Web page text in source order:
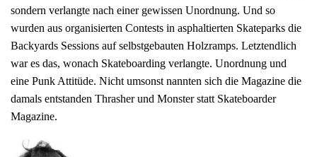
sondern verlangte nach einer gewissen Unordnung. Und so
wurden aus organisierten Contests in asphaltierten Skateparks die
Backyards Sessions auf selbstgebauten Holzramps. Letztendlich
war es das, wonach Skateboarding verlangte. Unordnung und
eine Punk Attitüde. Nicht umsonst nannten sich die Magazine die
damals entstanden Thrasher und Monster statt Skateboarder
Magazine.